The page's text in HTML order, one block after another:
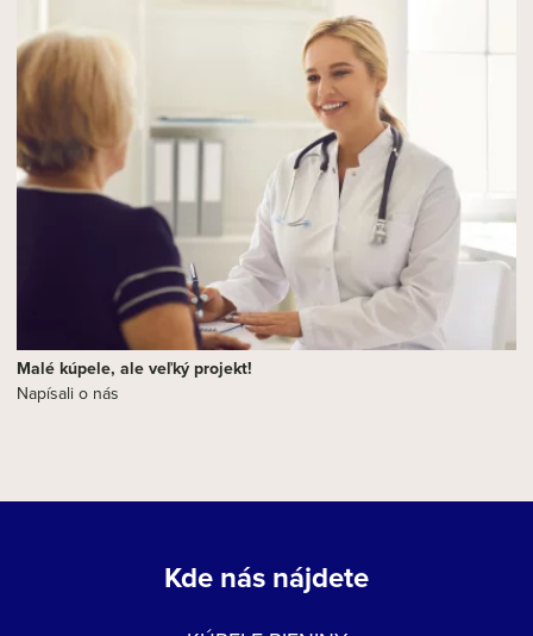
Malé kúpele, ale veľký projekt!
Napísali o nás
Kde nás nájdete